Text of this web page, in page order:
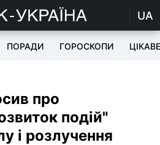
UA
ПОРАДИ ГОРОСКОПИ ЦІКАВЕ
про
подій"
і розлучення